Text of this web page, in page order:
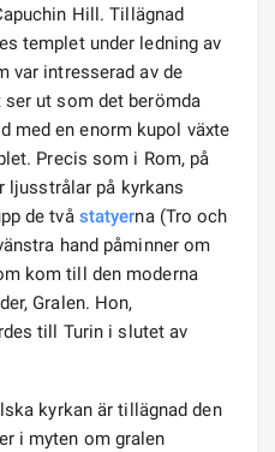
Hill. Tillägnad
templet under ledning av
var intresserad av de
ut som det berömda
med en enorm kupol växte
Precis som i Rom, på
ljusstrålar på kyrkans
de två statyerna (Tro och
hand påminner om
kom till den moderna
Gralen. Hon,
till Turin i slutet av
kyrkan är tillägnad den
i myten om gralen